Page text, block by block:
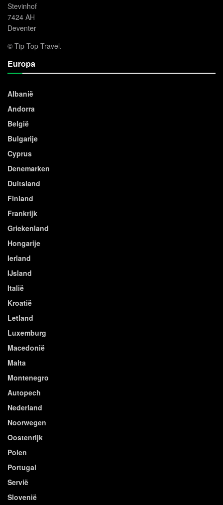
Stevinhof
7424 AH
Deventer
© Tip Top Travel.
Europa
Albanië
Andorra
België
Bulgarije
Cyprus
Denemarken
Duitsland
Finland
Frankrijk
Griekenland
Hongarije
Ierland
IJsland
Italië
Kroatië
Letland
Luxemburg
Macedonië
Malta
Montenegro
Autopech
Nederland
Noorwegen
Oostenrijk
Polen
Portugal
Servië
Slovenië